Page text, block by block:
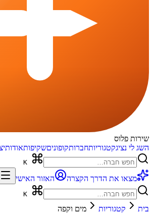
שירות פלוס
השג לי נציגקטגוריותחברותקופוניםשקיפותאודות
מצאו את הדרך הקצרה האזור האישי
בית קטגוריות מים וקפה